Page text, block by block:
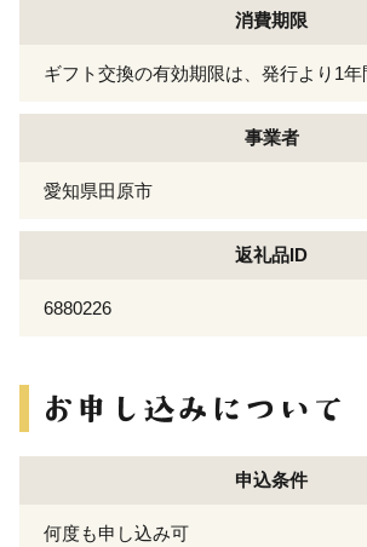
消費期限
ギフト交換の有効期限は、発行より1年
事業者
愛知県田原市
返礼品ID
6880226
申込条件
何度も申し込み可